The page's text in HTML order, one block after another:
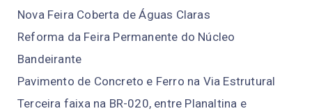
Nova Feira Coberta de Águas Claras
Reforma da Feira Permanente do Núcleo
Bandeirante
Pavimento de Concreto e Ferro na Via Estrutural
Terceira faixa na BR-020, entre Planaltina e